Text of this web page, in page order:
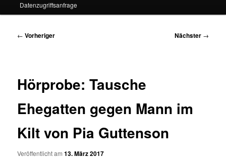
Datenzugriffsanfrage
Beitragsnavigation
← Vorheriger Nächster →
Hörprobe: Tausche
Ehegatten gegen Mann im
Kilt von Pia Guttenson
Veröffentlicht am13. März 2017